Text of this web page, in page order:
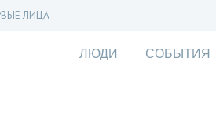
ЛИЦА
ЛЮДИ СОБЫТИЯ